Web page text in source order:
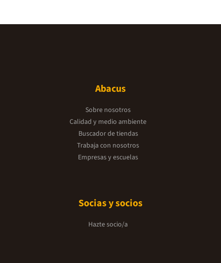
Abacus
Sobre nosotros
Calidad y medio ambiente
Buscador de tiendas
Trabaja con nosotros
Empresas y escuelas
Socias y socios
Hazte socio/a